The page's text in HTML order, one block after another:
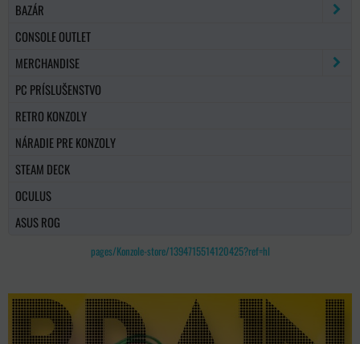
BAZÁR
CONSOLE OUTLET
MERCHANDISE
PC PRÍSLUŠENSTVO
RETRO KONZOLY
NÁRADIE PRE KONZOLY
STEAM DECK
OCULUS
ASUS ROG
pages/Konzole-store/1394715514120425?ref=hl